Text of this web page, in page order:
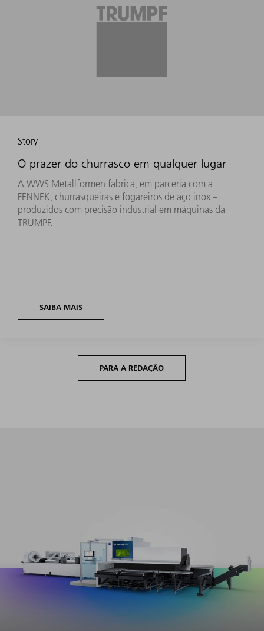
Story
O prazer do churrasco em qualquer lugar
A WWS Metallformen fabrica, em parceria com a
FENNEK, churrasqueiras e fogareiros de aço inox –
produzidos com precisão industrial em máquinas da
TRUMPF.
SAIBA MAIS
PARA A REDAÇÃO